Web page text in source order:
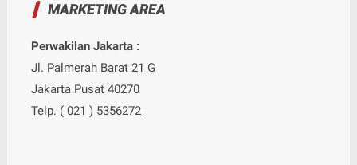
MARKETING AREA
Perwakilan Jakarta :
Jl. Palmerah Barat 21 G
Jakarta Pusat 40270
Telp. ( 021 ) 5356272